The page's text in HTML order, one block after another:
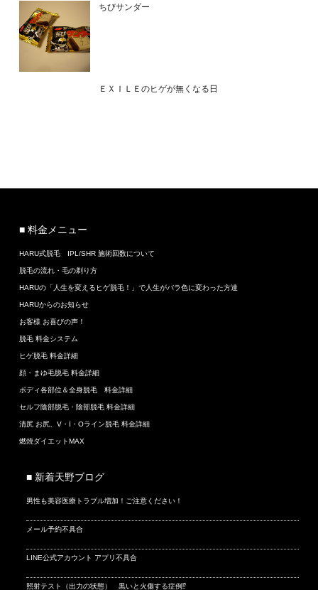
ちびサンダー
ＥＸＩＬＥのヒゲが無くなる日
■ 料金メニュー
HARU式脱毛 IPL/SHR 施術回数について
脱毛の流れ・毛の剃り方
HARUの「人生を変えるヒゲ脱毛！」で人生がバラ色に変わった方達
HARUからのお知らせ
お客様 お喜びの声！
脱毛 料金システム
ヒゲ脱毛 料金詳細
顔・まゆ毛脱毛 料金詳細
ボディ各部位＆全身脱毛 料金詳細
セルフ陰部脱毛・陰部脱毛 料金詳細
清尻 お尻、V・I・Oライン脱毛 料金詳細
燃焼ダイエットMAX
■ 新着天野ブログ
男性も美容医療トラブル増加！ご注意ください！
メール予約不具合
LINE公式アカウント アプリ不具合
照射テスト（出力の状態） 黒いと火傷する症例⁉